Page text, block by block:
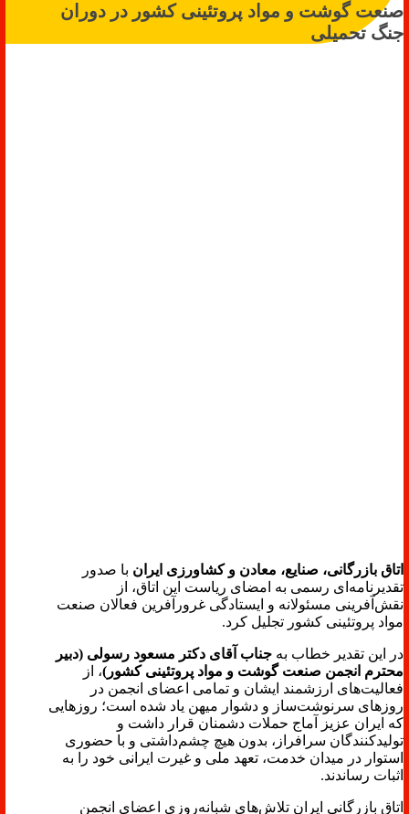
صنعت گوشت و مواد پروتئینی کشور در دوران
جنگ تحمیلی
اتاق بازرگانی، صنایع، معادن و کشاورزی ایران با صدور
تقدیرنامه‌ای رسمی به امضای ریاست این اتاق، از
نقش‌آفرینی مسئولانه و ایستادگی غرورآفرین فعالان صنعت
مواد پروتئینی کشور تجلیل کرد.
در این تقدیر خطاب به جناب آقای دکتر مسعود رسولی (دبیر
محترم انجمن صنعت گوشت و مواد پروتئینی کشور)، از
فعالیت‌های ارزشمند ایشان و تمامی اعضای انجمن در
روزهای سرنوشت‌ساز و دشوار میهن یاد شده است؛ روزهایی
که ایران عزیز آماج حملات دشمنان قرار داشت و
تولیدکنندگان سرافراز، بدون هیچ چشم‌داشتی و با حضوری
استوار در میدان خدمت، تعهد ملی و غیرت ایرانی خود را به
اثبات رساندند.
اتاق بازرگانی ایران تلاش‌های شبانه‌روزی اعضای انجمن